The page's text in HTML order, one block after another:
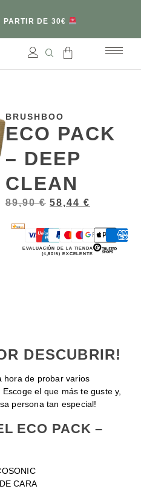
PARTIR DE 30€
BRUSHBOO
ECO PACK
– DEEP
CLEAN
89,90€ 58,44 €
EVALUACIÓN DE LA TIENDA
(4,80/5) EXCELENTE
DESCUBRIR!
hora de probar varios
Escoge el que más te guste y,
persona tan especial!
ECO PACK –
CARA